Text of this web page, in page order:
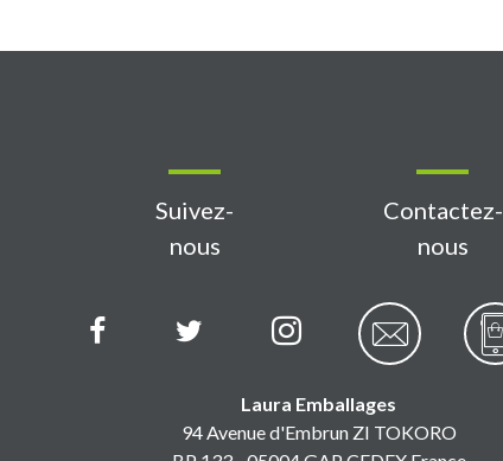
Suivez-
nous
Contactez-
nous
Laura Emballages
94 Avenue d'Embrun ZI TOKORO